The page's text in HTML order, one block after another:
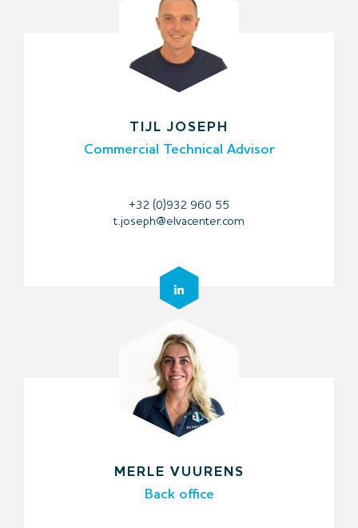
TIJL JOSEPH
Commercial Technical Advisor
+32 (0)932 960 55
t.joseph@elvacenter.com
MERLE VUURENS
Back office